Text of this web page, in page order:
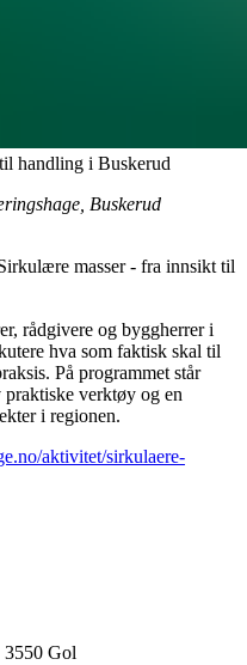
handling i Buskerud
Buskerud
masser - fra innsikt til
rådgivere og byggherrer i
hva som faktisk skal til
På programmet står
praktiske verktøy og en
i regionen.
aktivitet/sirkulaere-
3550 Gol